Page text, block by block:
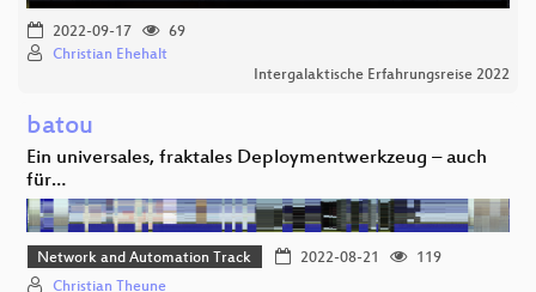
2022-09-17
69
Christian Ehehalt
Intergalaktische Erfahrungsreise 2022
batou
Ein universales, fraktales Deploymentwerkzeug – auch
für…
Network and Automation Track 2022-08-21
119
Christian Theune